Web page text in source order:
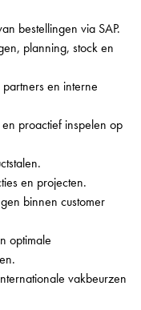
bestellingen via SAP.
planning, stock en
en interne
proactief inspelen op
en projecten.
binnen customer
optimale
vakbeurzen